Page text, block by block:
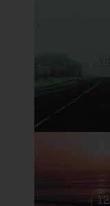
16
12